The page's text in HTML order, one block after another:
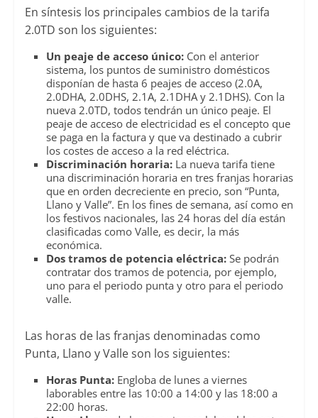
En síntesis los principales cambios de la tarifa
2.0TD son los siguientes:
Un peaje de acceso único:Con el anterior
sistema, los puntos de suministro domésticos
disponían de hasta 6 peajes de acceso (2.0A,
2.0DHA, 2.0DHS, 2.1A, 2.1DHA y 2.1DHS). Con la
nueva 2.0TD, todos tendrán un único peaje. El
peaje de acceso de electricidad es el concepto que
se paga en la factura y que va destinado a cubrir
los costes de acceso a la red eléctrica.
Discriminación horaria:La nueva tarifa tiene
una discriminación horaria en tres franjas horarias
que en orden decreciente en precio, son “Punta,
Llano y Valle”. En los fines de semana, así como en
los festivos nacionales, las 24 horas del día están
clasificadas como Valle, es decir, la más
económica.
Dos tramos de potencia eléctrica:Se podrán
contratar dos tramos de potencia, por ejemplo,
uno para el periodo punta y otro para el periodo
valle.
Las horas de las franjas denominadas como
Punta, Llano y Valle son los siguientes:
Horas Punta:Engloba de lunes a viernes
laborables entre las 10:00 a 14:00 y las 18:00 a
22:00 horas.